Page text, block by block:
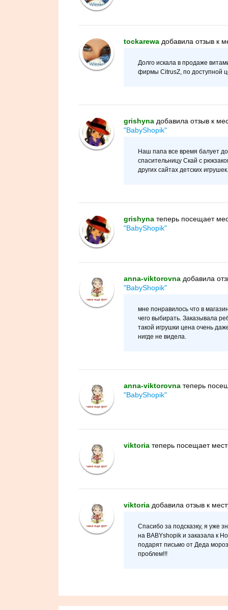
tockarewa добавилa отзыв к
Долго искала в продаже
фирмы CitrusZ, по доступной
grishyna добавилa отзыв к
"BabyShopik"
Наш папа все время балует
спасительницу Скай с
других сайтах детских
grishyna теперь посещает
"BabyShopik"
anna-viktorovna добавилa
"BabyShopik"
мне понравилось что в
чего выбирать. Заказывала
такой игрушки цена очень
нигде не видела.
anna-viktorovna теперь
"BabyShopik"
viktoria теперь посещает
viktoria добавилa отзыв к
Спасибо за подсказку, я уже
на BABYshopik и заказала к
подарят письмо от Деда
проблем!!!